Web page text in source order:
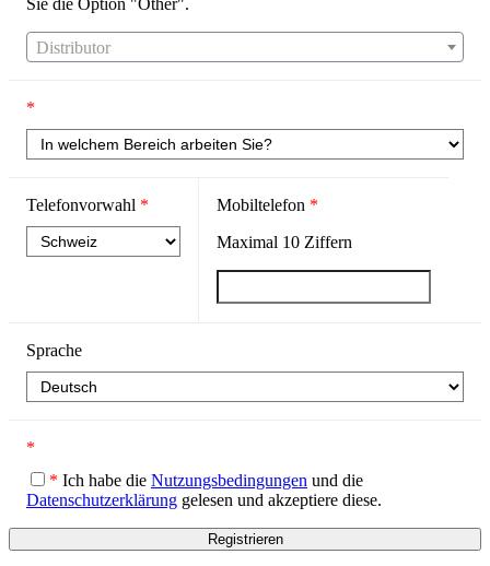
Distributor
*
Telefonvorwahl * Mobiltelefon *
Maximal 10Ziffern
Sprache
*
* Ich habe die Nutzungsbedingungen und die
Datenschutzerklärung gelesen und akzeptiere diese.